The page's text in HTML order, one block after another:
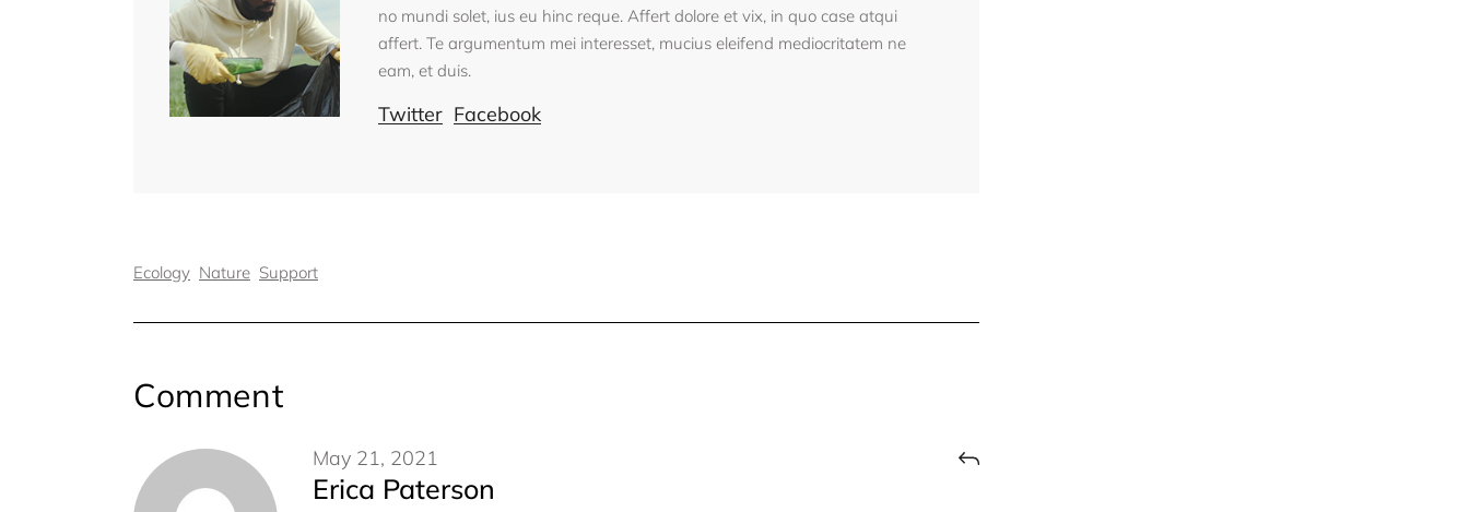
no mundi solet, ius eu hinc reque. Affert dolore et vix, in quo case atqui
affert. Te argumentum mei interesset, mucius eleifend mediocritatem ne
eam, et duis.
Twitter Facebook
Ecology Nature Support
Comment
May 21, 2021
Erica Paterson